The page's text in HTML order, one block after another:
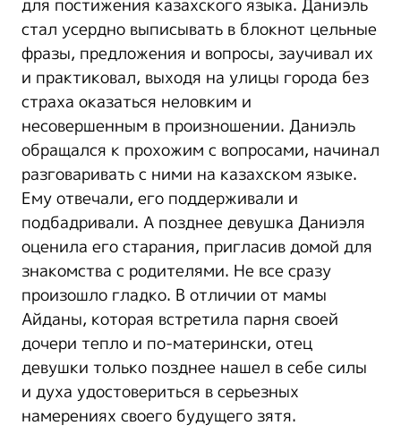
для постижения казахского языка. Даниэль
стал усердно выписывать в блокнот цельные
фразы, предложения и вопросы, заучивал их
и практиковал, выходя на улицы города без
страха оказаться неловким и
несовершенным в произношении. Даниэль
обращался к прохожим с вопросами, начинал
разговаривать с ними на казахском языке.
Ему отвечали, его поддерживали и
подбадривали. А позднее девушка Даниэля
оценила его старания, пригласив домой для
знакомства с родителями. Не все сразу
произошло гладко. В отличии от мамы
Айданы, которая встретила парня своей
дочери тепло и по-матерински, отец
девушки только позднее нашел в себе силы
и духа удостовериться в серьезных
намерениях своего будущего зятя.